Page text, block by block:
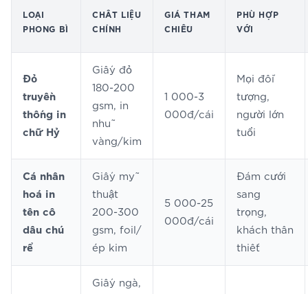
LOẠI
PHONG BÌ
CHẤT LIỆU
CHÍNH
GIÁ THAM
CHIẾU
PHÙ HỢP
VỚI
Đỏ
truyền
thống in
chữ Hỷ
Giấy đỏ
180-200
gsm, in
nhũ
vàng/kim
1 000-3
000đ/cái
Mọi đối
tượng,
người lớn
tuổi
Cá nhân
hoá in
tên cô
dâu chú
rể
Giấy mỹ
thuật
200-300
gsm, foil/
ép kim
5 000-25
000đ/cái
Đám cưới
sang
trọng,
khách thân
thiết
Giấy ngà,